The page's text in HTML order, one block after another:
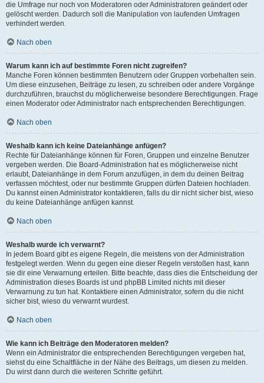
die Umfrage nur noch von Moderatoren oder Administratoren geändert oder
gelöscht werden. Dadurch soll die Manipulation von laufenden Umfragen
verhindert werden.
Nach oben
Warum kann ich auf bestimmte Foren nicht zugreifen?
Manche Foren können bestimmten Benutzern oder Gruppen vorbehalten sein.
Um diese einzusehen, Beiträge zu lesen, zu schreiben oder andere Vorgänge
durchzuführen, brauchst du möglicherweise besondere Berechtigungen. Frage
einen Moderator oder Administrator nach entsprechenden Berechtigungen.
Nach oben
Weshalb kann ich keine Dateianhänge anfügen?
Rechte für Dateianhänge können für Foren, Gruppen und einzelne Benutzer
vergeben werden. Die Board-Administration hat es möglicherweise nicht
erlaubt, Dateianhänge in dem Forum anzufügen, in dem du deinen Beitrag
verfassen möchtest, oder nur bestimmte Gruppen dürfen Dateien hochladen.
Du kannst einen Administrator kontaktieren, falls du dir nicht sicher bist, wieso
du keine Dateianhänge anfügen kannst.
Nach oben
Weshalb wurde ich verwarnt?
In jedem Board gibt es eigene Regeln, die meistens von der Administration
festgelegt werden. Wenn du gegen eine dieser Regeln verstoßen hast, kann
sie dir eine Verwarnung erteilen. Bitte beachte, dass dies die Entscheidung der
Administration dieses Boards ist und phpBB Limited nichts mit dieser
Verwarnung zu tun hat. Kontaktiere einen Administrator, sofern du die nicht
sicher bist, wieso du verwarnt wurdest.
Nach oben
Wie kann ich Beiträge den Moderatoren melden?
Wenn ein Administrator die entsprechenden Berechtigungen vergeben hat,
siehst du eine Schaltfläche in der Nähe des Beitrags, um diesen zu melden.
Du wirst dann durch die weiteren Schritte geführt.